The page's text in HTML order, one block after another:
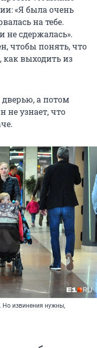
«Я была очень
на тебе.
не сдержалась».
чтобы понять, что
как выходить из
а потом
не узнает, что
Но извинения нужны,